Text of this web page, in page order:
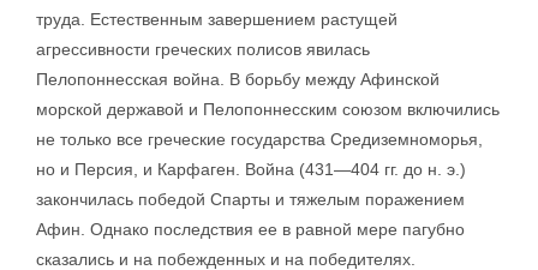
труда. Естественным завершением растущей
агрессивности греческих полисов явилась
Пелопоннесская война. В борьбу между Афинской
морской державой и Пелопоннесским союзом включились
не только все греческие государства Средиземноморья,
но и Персия, и Карфаген. Война (431—404 гг. до н. э.)
закончилась победой Спарты и тяжелым поражением
Афин. Однако последствия ее в равной мере пагубно
сказались и на побежденных и на победителях.